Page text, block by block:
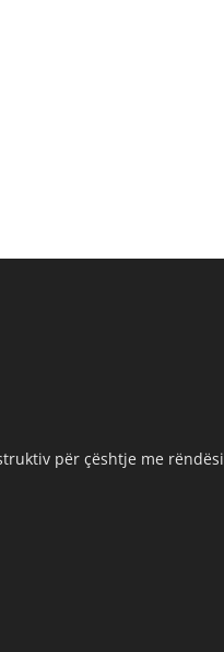
për çështje me rëndësi